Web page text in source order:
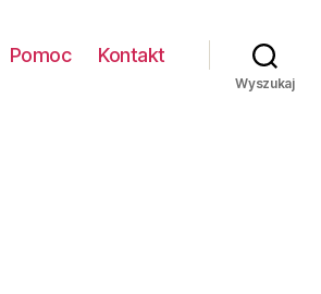
Pomoc Kontakt
Wyszukaj